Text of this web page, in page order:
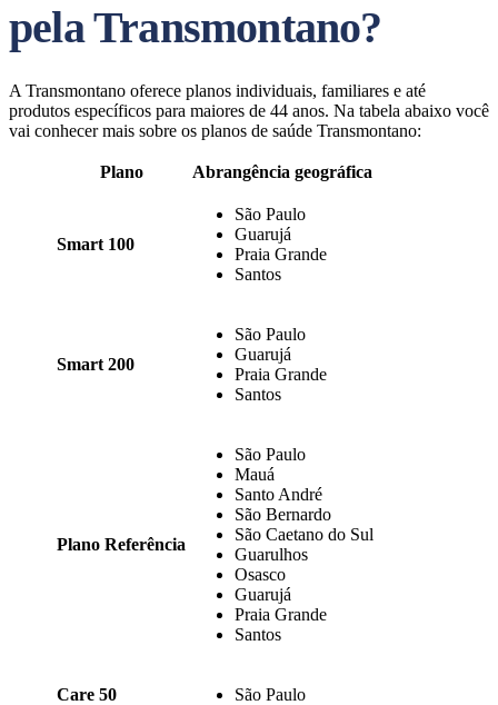
pela Transmontano?
A Transmontano oferece planos individuais, familiares e até
produtos específicos para maiores de 44 anos. Na tabela abaixo você
vai conhecer mais sobre os planos de saúde Transmontano:
Plano Abrangência geográfica
Smart 100
São Paulo
Guarujá
Praia Grande
Santos
Smart 200
São Paulo
Guarujá
Praia Grande
Santos
Plano Referência
São Paulo
Mauá
Santo André
São Bernardo
São Caetano do Sul
Guarulhos
Osasco
Guarujá
Praia Grande
Santos
Care 50 São Paulo